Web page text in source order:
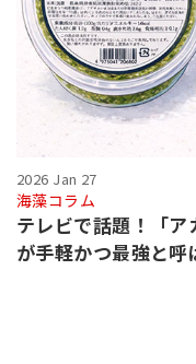
2026 Jan 27
海藻コラム
テレビで話題！「ア
が手軽かつ最強と